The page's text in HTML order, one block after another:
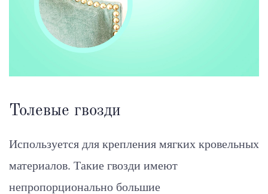
Толевые гвозди
Используется для крепления мягких кровельных
материалов. Такие гвозди имеют
непропорционально большие